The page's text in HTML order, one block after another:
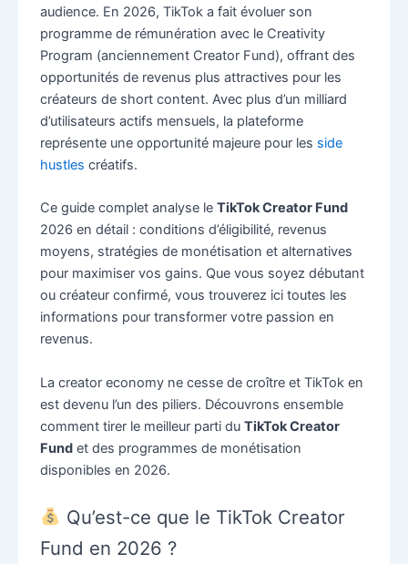
audience. En 2026, TikTok a fait évoluer son
programme de rémunération avec le Creativity
Program (anciennement Creator Fund), offrant des
opportunités de revenus plus attractives pour les
créateurs de short content. Avec plus d’un milliard
d’utilisateurs actifs mensuels, la plateforme
représente une opportunité majeure pour les side
hustles créatifs.
Ce guide complet analyse le TikTok Creator Fund
2026 en détail : conditions d’éligibilité, revenus
moyens, stratégies de monétisation et alternatives
pour maximiser vos gains. Que vous soyez débutant
ou créateur confirmé, vous trouverez ici toutes les
informations pour transformer votre passion en
revenus.
La creator economy ne cesse de croître et TikTok en
est devenu l’un des piliers. Découvrons ensemble
comment tirer le meilleur parti du TikTok Creator
Fundet des programmes de monétisation
disponibles en 2026.
Qu’est-ce que le TikTok Creator
Fund en 2026 ?